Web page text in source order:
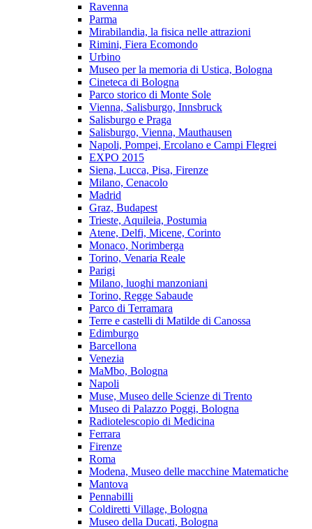
Ravenna
Parma
Mirabilandia, la fisica nelle attrazioni
Rimini, Fiera Ecomondo
Urbino
Museo per la memoria di Ustica, Bologna
Cineteca di Bologna
Parco storico di Monte Sole
Vienna, Salisburgo, Innsbruck
Salisburgo e Praga
Salisburgo, Vienna, Mauthausen
Napoli, Pompei, Ercolano e Campi Flegrei
EXPO 2015
Siena, Lucca, Pisa, Firenze
Milano, Cenacolo
Madrid
Graz, Budapest
Trieste, Aquileia, Postumia
Atene, Delfi, Micene, Corinto
Monaco, Norimberga
Torino, Venaria Reale
Parigi
Milano, luoghi manzoniani
Torino, Regge Sabaude
Parco di Terramara
Terre e castelli di Matilde di Canossa
Edimburgo
Barcellona
Venezia
MaMbo, Bologna
Napoli
Muse, Museo delle Scienze di Trento
Museo di Palazzo Poggi, Bologna
Radiotelescopio di Medicina
Ferrara
Firenze
Roma
Modena, Museo delle macchine Matematiche
Mantova
Pennabilli
Coldiretti Village, Bologna
Museo della Ducati, Bologna